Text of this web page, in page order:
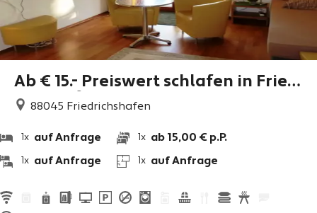
Ab € 15.- Preiswert schlafen in Fried
richshafen
88045 Friedrichshafen
1x auf Anfrage
1x auf Anfrage
1x ab 15,00 € p.P.
1x auf Anfrage